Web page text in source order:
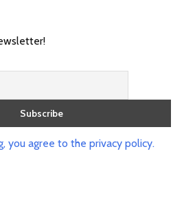
you agree to the privacy policy.